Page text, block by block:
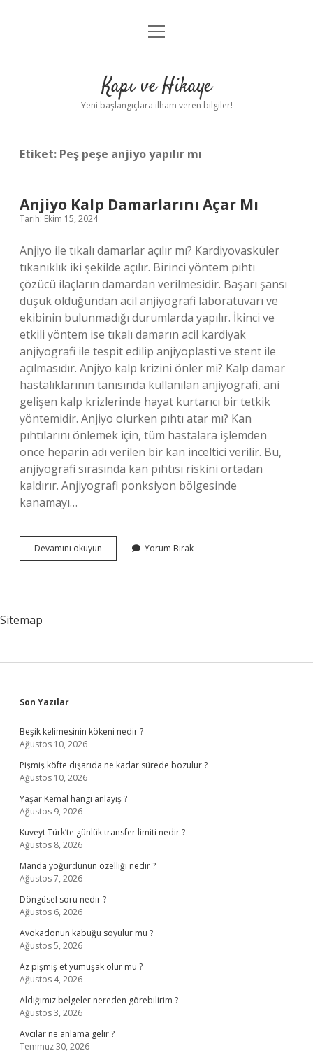
Anasayfa
Yasal Uyarı
menüyü
Kapı ve Hikaye
Yeni başlangıçlara ilham veren bilgiler!
Etiket: Peş peşe anjiyo yapılır mı
Anjiyo Kalp Damarlarını Açar Mı
Tarih: Ekim 15, 2024
Anjiyo ile tıkalı damarlar açılır mı? Kardiyovasküler
tıkanıklık iki şekilde açılır. Birinci yöntem pıhtı
çözücü ilaçların damardan verilmesidir. Başarı şansı
düşük olduğundan acil anjiyografi laboratuvarı ve
ekibinin bulunmadığı durumlarda yapılır. İkinci ve
etkili yöntem ise tıkalı damarın acil kardiyak
anjiyografi ile tespit edilip anjiyoplasti ve stent ile
açılmasıdır. Anjiyo kalp krizini önler mi? Kalp damar
hastalıklarının tanısında kullanılan anjiyografi, ani
gelişen kalp krizlerinde hayat kurtarıcı bir tetkik
yöntemidir. Anjiyo olurken pıhtı atar mı? Kan
pıhtılarını önlemek için, tüm hastalara işlemden
önce heparin adı verilen bir kan inceltici verilir. Bu,
anjiyografi sırasında kan pıhtısı riskini ortadan
kaldırır. Anjiyografi ponksiyon bölgesinde
kanamayı…
Devamını okuyun
Kalp
Yorum Bırak
Sitemap
Sidebar
Son Yazılar
Beşik kelimesinin kökeni nedir ?
Ağustos 10, 2026
Pişmiş köfte dışarıda ne kadar sürede bozulur ?
Ağustos 10, 2026
Yaşar Kemal hangi anlayış ?
Ağustos 9, 2026
Kuveyt Türk’te günlük transfer limiti nedir ?
Ağustos 8, 2026
Manda yoğurdunun özelliği nedir ?
Ağustos 7, 2026
Döngüsel soru nedir ?
Ağustos 6, 2026
Avokadonun kabuğu soyulur mu ?
Ağustos 5, 2026
Az pişmiş et yumuşak olur mu ?
Ağustos 4, 2026
Aldığımız belgeler nereden görebilirim ?
Ağustos 3, 2026
Avcılar ne anlama gelir ?
Temmuz 30, 2026